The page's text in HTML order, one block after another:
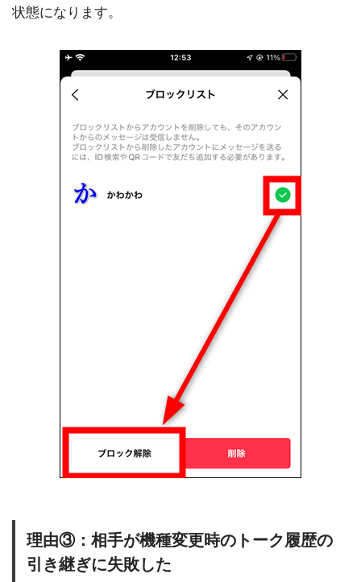
状態になります。
理由③：相手が機種変更時のトーク履歴の
引き継ぎに失敗した